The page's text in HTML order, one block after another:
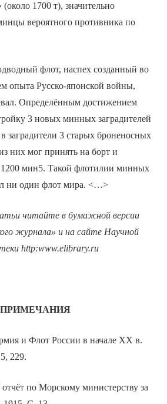
1700 т), значительно
вероятного противника по
флот, наспех созданный во
опыта Русско-японской войны,
Определённым достижением
3 новых минных заградителей
заградители 3 старых броненосных
них мог принять на борт и
1200 мин5. Такой флотилии минных
ни один флот мира. <…>
читайте в бумажной версии
журнала» и на сайте Научной
http:www.elibrary.ru
ПРИМЕЧАНИЯ
и Флот России в начале XX в.
229.
по Морскому министерству за